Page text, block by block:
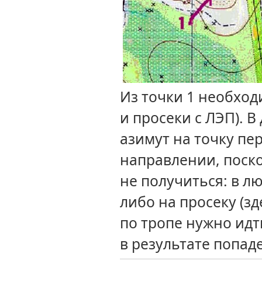
Из точки 1
и просеки с ЛЭП). В
азимут на точку
направлении,
не получиться: в
либо на просеку
по тропе нужно
в результате